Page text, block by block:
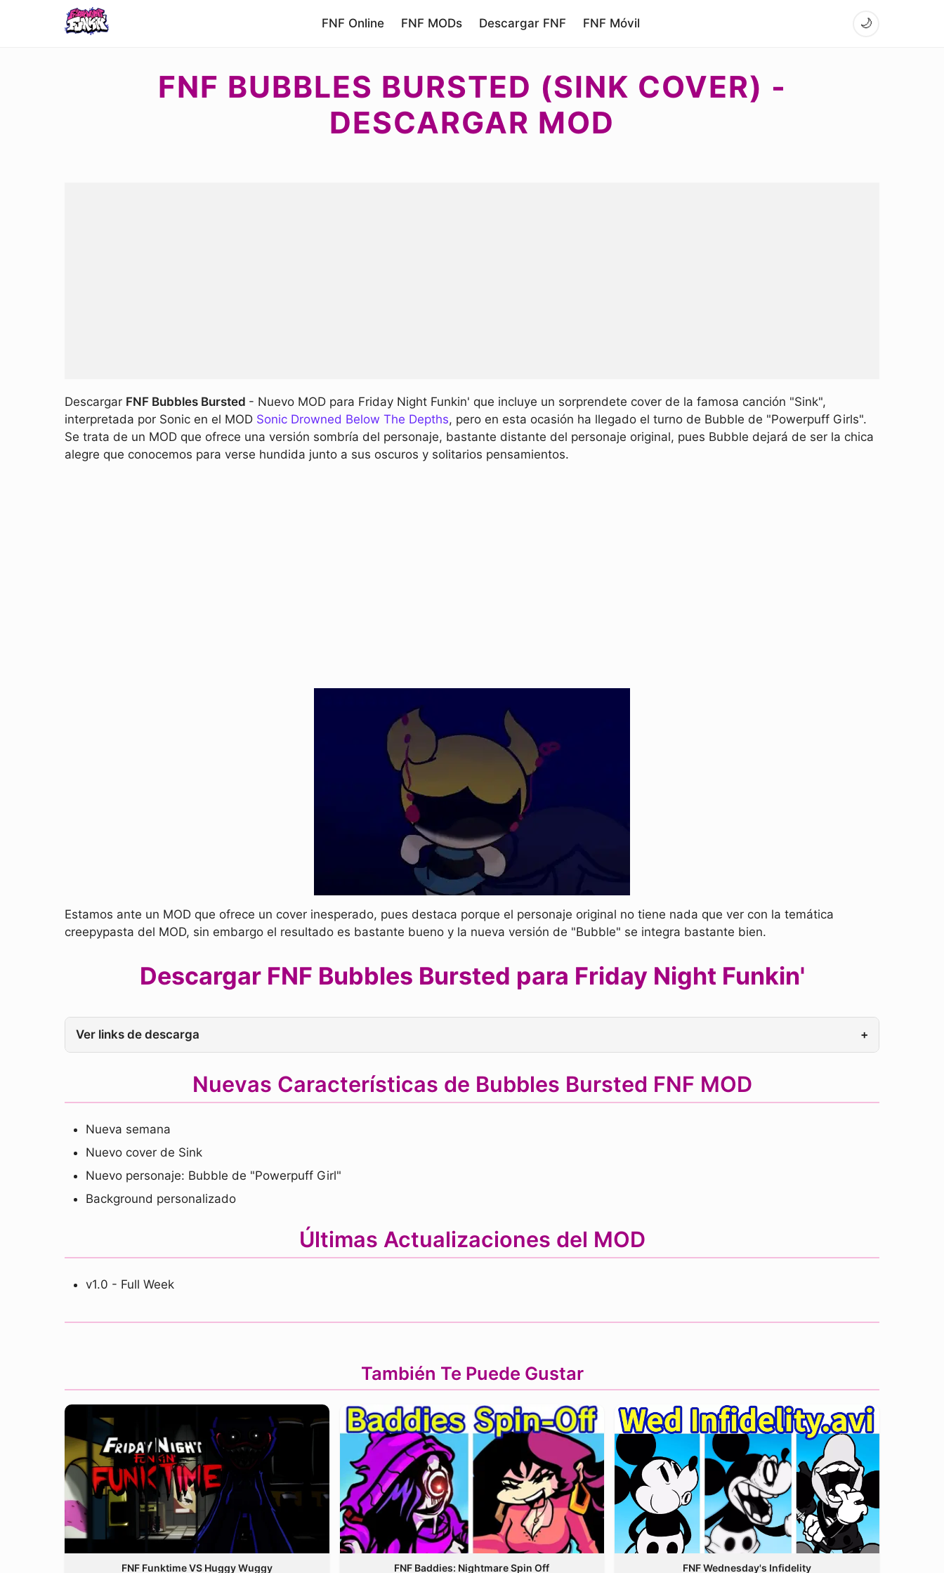
FNF Online FNF MODs Descargar FNF FNF Móvil 🌙
FNF BUBBLES BURSTED (SINK COVER) -
DESCARGAR MOD
Descargar FNF Bubbles Bursted - Nuevo MOD para Friday Night Funkin' que incluye un sorprendete cover de la famosa canción "Sink",
interpretada por Sonic en el MOD Sonic Drowned Below The Depths, pero en esta ocasión ha llegado el turno de Bubble de "Powerpuff Girls".
Se trata de un MOD que ofrece una versión sombría del personaje, bastante distante del personaje original, pues Bubble dejará de ser la chica
alegre que conocemos para verse hundida junto a sus oscuros y solitarios pensamientos.
Estamos ante un MOD que ofrece un cover inesperado, pues destaca porque el personaje original no tiene nada que ver con la temática
creepypasta del MOD, sin embargo el resultado es bastante bueno y la nueva versión de "Bubble" se integra bastante bien.
Descargar FNF Bubbles Bursted para Friday Night Funkin'
Ver links de descarga +
Nuevas Características de Bubbles Bursted FNF MOD
Nueva semana
Nuevo cover de Sink
Nuevo personaje: Bubble de "Powerpuff Girl"
Background personalizado
Últimas Actualizaciones del MOD
v1.0 - Full Week
También Te Puede Gustar
FNF Funktime VS Huggy Wuggy FNF Baddies: Nightmare Spin Off FNF Wednesday's Infidelity